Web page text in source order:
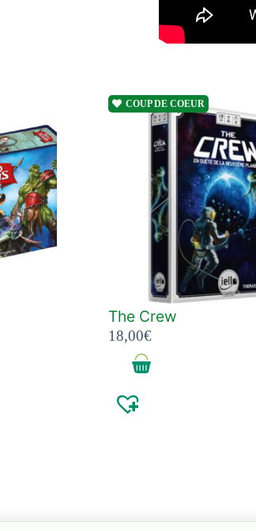
COUP DE COEUR
The Crew
18,00€